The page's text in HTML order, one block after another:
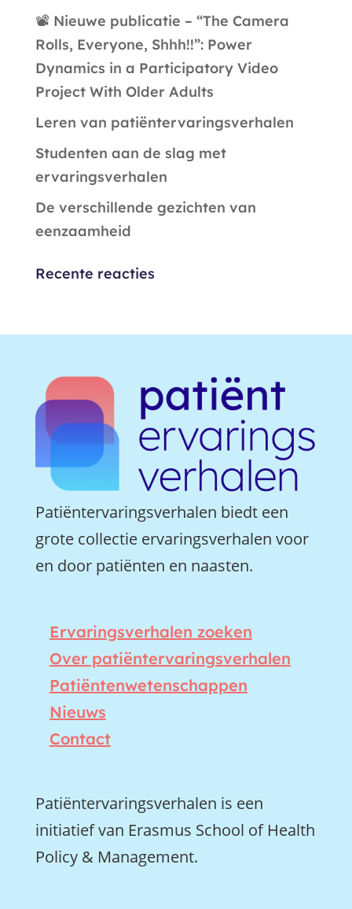
📽️ Nieuwe publicatie – “The Camera
Rolls, Everyone, Shhh!!”: Power
Dynamics in a Participatory Video
Project With Older Adults
Leren van patiëntervaringsverhalen
Studenten aan de slag met
ervaringsverhalen
De verschillende gezichten van
eenzaamheid
Recente reacties
Patiëntervaringsverhalen biedt een
grote collectie ervaringsverhalen voor
en door patiënten en naasten.
Ervaringsverhalen zoeken
Over patiëntervaringsverhalen
Patiëntenwetenschappen
Nieuws
Contact
Patiëntervaringsverhalen is een
initiatief van Erasmus School of Health
Policy & Management.